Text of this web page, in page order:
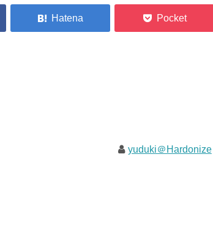
yuduki＠Hardonize